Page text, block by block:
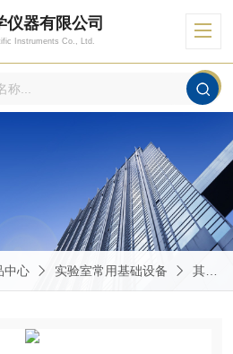
仪器有限公司
Instruments Co., Ltd.
中心 实验室常用基础设备 其他实验室常用仪器设备